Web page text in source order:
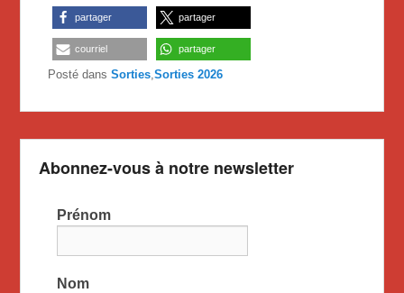
partager partager
courriel partager
Posté dans Sorties,Sorties 2026
Abonnez-vous à notre newsletter
Prénom
Nom